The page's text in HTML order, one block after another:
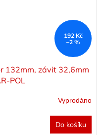
192 Kč
–2 %
132mm, závit 32,6mm
POL
Vyprodáno
Do košíku